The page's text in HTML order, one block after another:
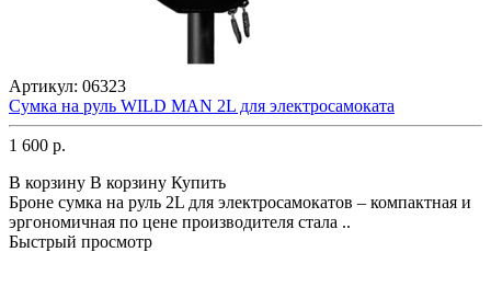
Артикул: 06323
Сумка на руль WILD MAN 2L для электросамоката
1 600 р.
В корзину В корзину Купить
Броне сумка на руль 2L для электросамокатов – компактная и
эргономичная по цене производителя стала ..
Быстрый просмотр